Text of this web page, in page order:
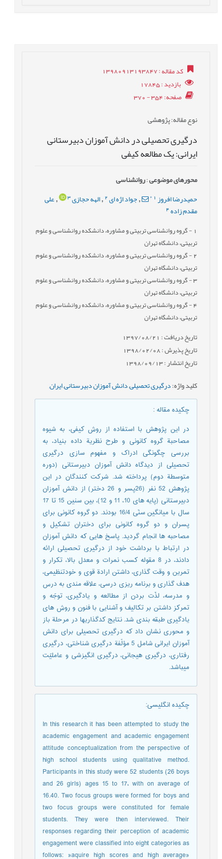
کد مقاله: 13980913193847
بازدید: 17845
صفحه: 354 - 370
نوع مقاله: پژوهشی
درگیری تحصیلی در دانش آموزان دبیرستانی
ایرانی: یک مطالعه کیفی
محورهای موضوعی:روانشناسی
حمیدرضا افروز *
,جواد اژه ای 2
, الهه حجازی 3
,علی
مقدم زاده4
- گروه روانشناسی تربیتی و مشاوره، دانشکده روانشناسی و علوم
تربیتی، دانشگاه تهران
2- گروه روانشناسی تربیتی و مشاوره، دانشکده روانشناسی و علوم
تربیتی، دانشگاه تهران
3- گروه روانشناسی تربیتی و مشاوره، دانشکده روانشناسی و علوم
تربیتی، دانشگاه تهران
4- گروه روانشناسی تربیتی و مشاوره، دانشکده روانشناسی و علوم
تربیتی، دانشگاه تهران
تاریخ دریافت : 1397/08/21
تاریخ پذیرش : 1398/02/08
تاریخ انتشار : 1398/09/13
کلید واژه:درگیری تحصیلی,دانش آموزان دبیرستانی,ایران,
چکیده مقاله:
در این پژوهش با استفاده از روش کیفی، به شیوه
مصاحبة گروه کانونی و طرح نظریة داده بنیاد، به
بررسی چگونگی ادراک و مفهوم سازی درگیری
تحصیلی از دیدگاه دانش آموزان دبیرستانی (دوره
متوسطة دوم) پرداخته شد. شرکت کنندگان در این
پژوهش 52 نفر (26پسر و 26 دختر) از دانش آموزان
دبیرستانی (پایه های 10، 11 و 12)، بین سنین 15 تا 17
سال با میانگین سنّی 16/4 بودند. دو گروه کانونی برای
پسران و دو گروه کانونی برای دختران تشکیل و
مصاحبه ها انجام گردید. پاسخ هایی که دانش آموزان
در ارتباط با برداشت خود از درگیری تحصیلی ارائه
دادند، در 8 مقوله کسب نمرات و معدل بالا، تکرار و
تمرین و وقت گذاری، داشتن ارادة قوی و خودتنظیمی،
هدف گذاری و برنامه ریزی درسی، علاقه مندی به درس
و مدرسه، لذّت بردن از مطالعه و یادگیری، توجّه و
تمرکز داشتن بر تکالیف و آشنایی با فنون و روش های
یادگیری طبقه بندی شد. نتایج کدگذاریها در مرحلة باز
و محوری نشان داد که درگیری تحصیلی برای دانش
آموزان ایرانی شامل 5 مؤلّفة درگیری شناختی، درگیری
رفتاری، درگیری هیجانی، درگیری انگیزشی و عاملیّت
میباشد.
چکیده انگلیسی:
In this research it has been attempted to study the
academic engagement and academic engagement
attitude conceptualization from the perspective of
high school students using qualitative method.
Participants in this study were 52 students (26 boys
and 26 girls) ages 15 to 17، with on average of
16.40. Two focus groups were formed for boys and
two focus groups were constituted for female
students. They were then interviewed. Their
responses regarding their perception of academic
engagement were classified into eight categories as
follows: »aquire high scores and high average»